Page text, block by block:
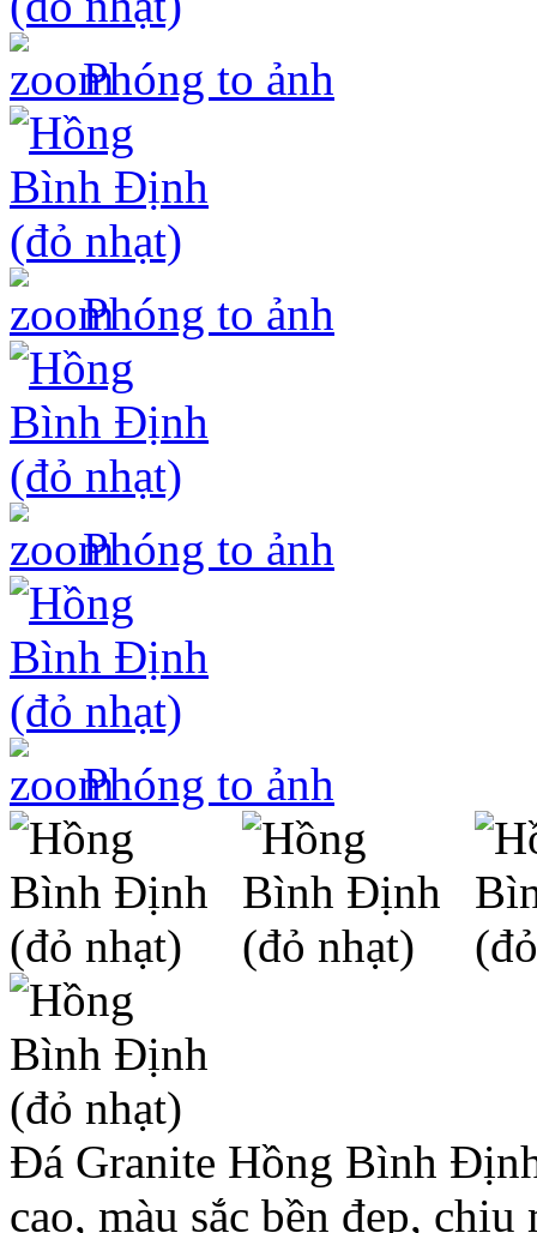
Phóng to ảnh
Phóng to ảnh
Phóng to ảnh
Phóng to ảnh
Đá Granite Hồng Bình
cao, màu sắc bền đẹp,